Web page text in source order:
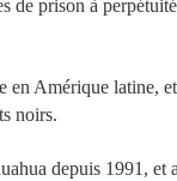
de prison à
en Amérique latine,
noirs.
depuis 1991, et